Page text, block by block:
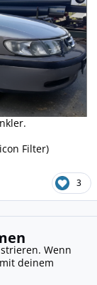
Filter)
3
Wenn
deinem